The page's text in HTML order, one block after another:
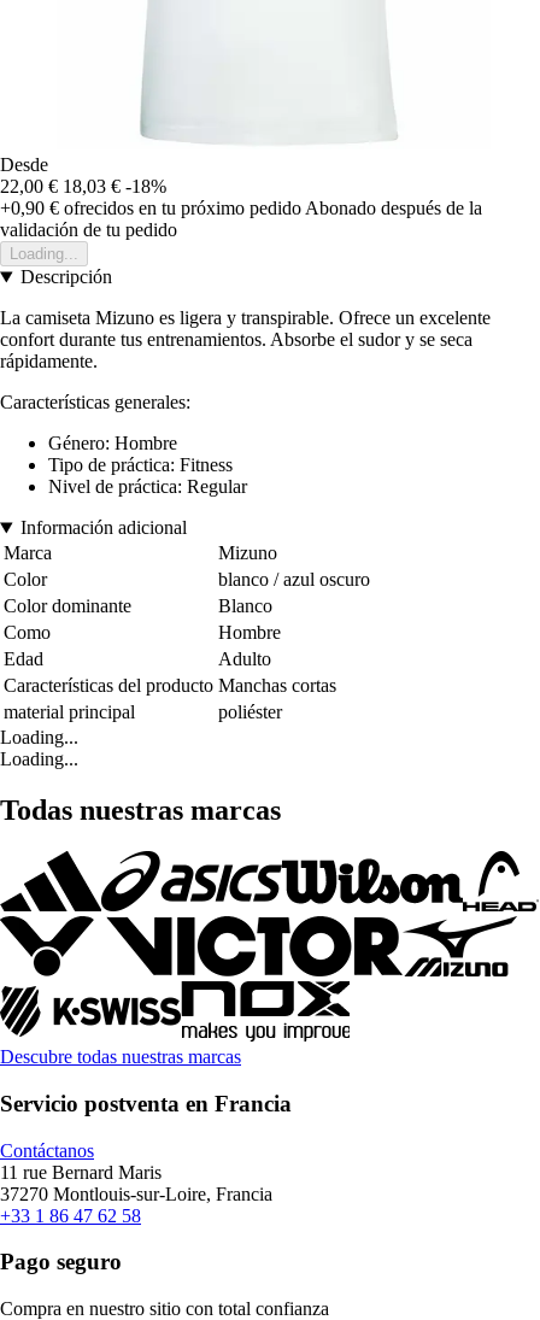
Desde
22,00 € 18,03 € -18%
+0,90 € ofrecidos en tu próximo pedido Abonado después de la
validación de tu pedido
Loading...
Descripción
La camiseta Mizuno es ligera y transpirable. Ofrece un excelente
confort durante tus entrenamientos. Absorbe el sudor y se seca
rápidamente.
Características generales:
Género: Hombre
Tipo de práctica: Fitness
Nivel de práctica: Regular
Información adicional
Marca
Mizuno
Color
blanco / azul oscuro
Color dominante
Blanco
Como
Hombre
Edad
Adulto
Características del producto Manchas cortas
material principal
poliéster
Loading...
Loading...
Todas nuestras marcas
Descubre todas nuestras marcas
Servicio postventa en Francia
Contáctanos
11 rue Bernard Maris
37270 Montlouis-sur-Loire, Francia
+33 1 86 47 62 58
Pago seguro
Compra en nuestro sitio con total confianza